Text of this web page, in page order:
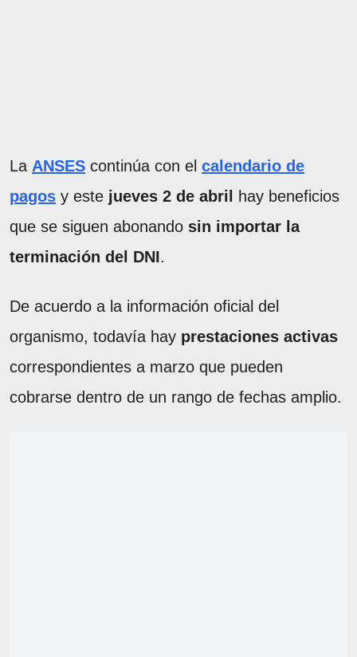
La ANSES continúa con el calendario de
pagos y este jueves 2 de abril hay beneficios
que se siguen abonando sin importar la
terminación del DNI.
De acuerdo a la información oficial del
organismo, todavía hay prestaciones activas
correspondientes a marzo que pueden
cobrarse dentro de un rango de fechas amplio.